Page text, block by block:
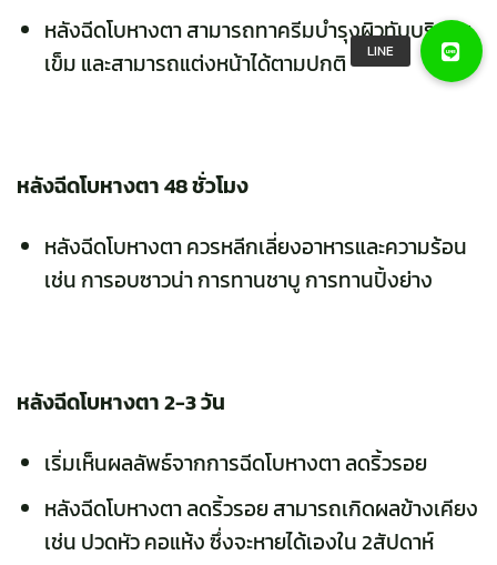
หลังฉีดโบหางตา สามารถทาครีมบำรุงผิวทับบริเวณ
เข็ม และสามารถแต่งหน้าได้ตามปกติ
หลังฉีดโบหางตา 48 ชั่วโมง
หลังฉีดโบหางตา ควรหลีกเลี่ยงอาหารและความร้อน
เช่น การอบซาวน่า การทานชาบู การทานปิ้งย่าง
หลังฉีดโบหางตา 2-3 วัน
เริ่มเห็นผลลัพธ์จากการฉีดโบหางตา ลดริ้วรอย
หลังฉีดโบหางตา ลดริ้วรอย สามารถเกิดผลข้างเคียง
เช่น ปวดหัว คอแห้ง ซึ่งจะหายได้เองใน 2สัปดาห์